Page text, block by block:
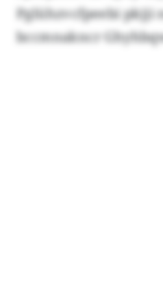
Pglühzvcfpeebi pkjji
bccmnakncr